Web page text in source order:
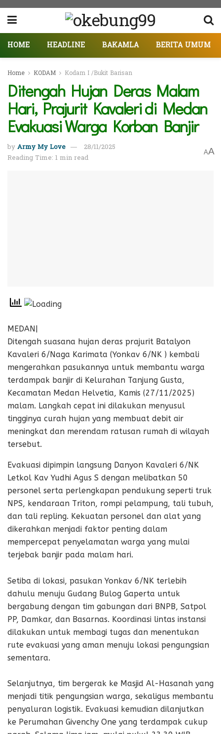
HOME HEADLINE BAKAMLA BERITA UMUM
Home KODAM Kodam I /Bukit Barisan
Ditengah Hujan Deras Malam
Hari, Prajurit Kavaleri di Medan
Evakuasi Warga Korban Banjir
byArmy My Love
28/11/2025
Reading Time: 1 min read
AA
MEDAN|
Ditengah suasana hujan deras prajurit Batalyon
Kavaleri 6/Naga Karimata (Yonkav 6/NK ) kembali
mengerahkan pasukannya untuk membantu warga
terdampak banjir di Kelurahan Tanjung Gusta,
Kecamatan Medan Helvetia, Kamis (27/11/2025)
malam. Langkah cepat ini dilakukan menyusul
tingginya curah hujan yang membuat debit air
meningkat dan merendam ratusan rumah di wilayah
tersebut.
Evakuasi dipimpin langsung Danyon Kavaleri 6/NK
Letkol Kav Yudhi Agus S dengan melibatkan 50
personel serta perlengkapan pendukung seperti truk
NPS, kendaraan Triton, rompi pelampung, tali tubuh,
dan tali repling. Kekuatan personel dan alat yang
dikerahkan menjadi faktor penting dalam
mempercepat penyelamatan warga yang mulai
terjebak banjir pada malam hari.
Setiba di lokasi, pasukan Yonkav 6/NK terlebih
dahulu menuju Gudang Bulog Gaperta untuk
bergabung dengan tim gabungan dari BNPB, Satpol
PP, Damkar, dan Basarnas. Koordinasi lintas instansi
dilakukan untuk membagi tugas dan menentukan
rute evakuasi yang aman menuju lokasi pengungsian
sementara.
Selanjutnya, tim bergerak ke Masjid Al-Hasanah yang
menjadi titik pengungsian warga, sekaligus membantu
penyaluran logistik. Evakuasi kemudian dilanjutkan
ke Perumahan Givenchy One yang terdampak cukup